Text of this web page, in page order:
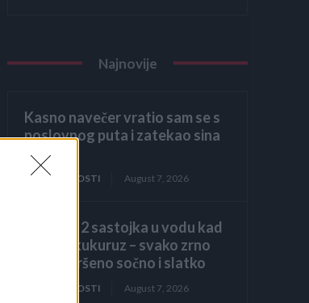
Najnovije
Kasno navečer vratio sam se s
poslovnog puta i zatekao sina
kako
ZANIMLJIVOSTI August 7, 2026
Dodajte 2 sastojka u vodu kad
kuhate kukuruz – svako zrno
biće savršeno sočno i slatko
ZANIMLJIVOSTI August 7, 2026